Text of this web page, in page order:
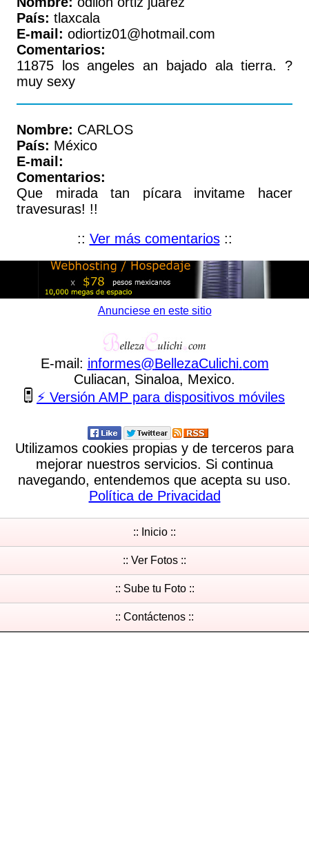
País: tlaxcala
E-mail: odiortiz01@hotmail.com
Comentarios:
11875 los angeles an bajado ala tierra. ?
muy sexy
Nombre: CARLOS
País: México
E-mail:
Comentarios:
Que mirada tan pícara invitame hacer
travesuras! !!
:: Ver más comentarios::
Anunciese en este sitio
E-mail: informes@BellezaCulichi.com
Culiacan, Sinaloa, Mexico.
⚡ Versión AMP para dispositivos móviles
Utilizamos cookies propias y de terceros para
mejorar nuestros servicios. Si continua
navegando, entendemos que acepta su uso.
Política de Privacidad
:: Inicio ::
:: Ver Fotos ::
:: Sube tu Foto ::
:: Contáctenos ::